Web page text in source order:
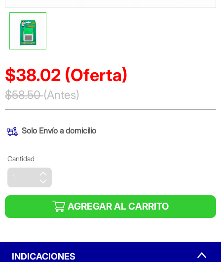
$38.02 (Oferta)
Precio reducido de
$58.50(Antes)
SoloEnvío a domicilio
Cantidad
AGREGAR AL CARRITO
INDICACIONES